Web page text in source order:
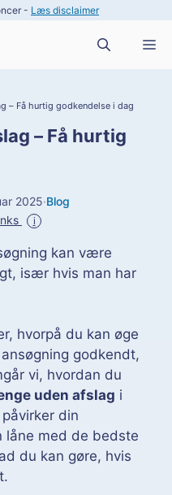
- Læs disclaimer
– Få hurtig godkendelse i dag
– Få hurtig
2025·Blog
i
kan være
især hvis man har
hvorpå du kan øge
godkendt,
vi, hvordan du
uden afslag i
din
låne med de bedste
du kan gøre, hvis